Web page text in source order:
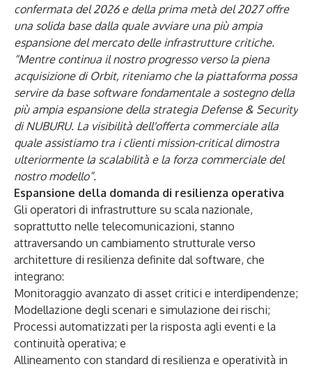
confermata del 2026 e della prima metà del 2027 offre
una solida base dalla quale avviare una più ampia
espansione del mercato delle infrastrutture critiche.
“Mentre continua il nostro progresso verso la piena
acquisizione di Orbit, riteniamo che la piattaforma possa
servire da base software fondamentale a sostegno della
più ampia espansione della strategia Defense & Security
di NUBURU. La visibilità dell'offerta commerciale alla
quale assistiamo tra i clienti mission-critical dimostra
ulteriormente la scalabilità e la forza commerciale del
nostro modello”.
Espansione della domanda di resilienza operativa
Gli operatori di infrastrutture su scala nazionale,
soprattutto nelle telecomunicazioni, stanno
attraversando un cambiamento strutturale verso
architetture di resilienza definite dal software, che
integrano:
Monitoraggio avanzato di asset critici e interdipendenze;
Modellazione degli scenari e simulazione dei rischi;
Processi automatizzati per la risposta agli eventi e la
continuità operativa; e
Allineamento con standard di resilienza e operatività in